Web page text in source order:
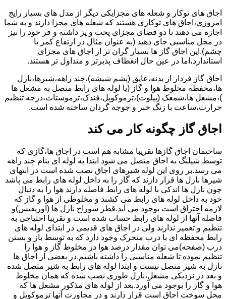
اجاق های توکار و شعله های مجزایکی دیگر از مدل های بسیار رایج
امروزی،اجاق های توکاری هستند که شعله های مجزا دارند و به شما
اجازه می دهند تا دو فضای مجزای پخت و پز داشته و فر خود را نیز
در محل مناسبی جای دهید (به عنوان مثال در ارتفاع کمر یا
چشم).این اجاق گاز ها بسیار گران تر از اجاق های مجزای
استاندارد،اما در عین حال انعطاف پذیرتر و متداول تر هستند.
اجاق گاز فردار از بدنه،عایق (پشم شیشه)،چند راهه،شیرها،نازل
ها،محفظه مخلوط هوا و گاز (یا لوله های رابط متصل به مشعل ها
)،مشعل ها،شمعک (پیلوت)،ترموکوپل،فندک،ترموستات،درجه تنظیم
حرارت،ساعت با زنگ خبر و جوجه گردان ساخته شده است.
اجاق گاز چگونه کار می کند
ساختمان اجاق گازها تقریبا مشابه هم است در اجاق ها،گازی که
توسط شیلنگ به اجاق متصل می شود ابتدا به لوله ای بنام چند راهه
می رسد.بر روی این لوله شیرهای اجاق نصب شده است در انتهای
شیرها نازل ها قرار دارند که گاز را به داخل لوله های رابط می پاشد
چون نازل ها اندکی با لوله های رابط فاصله دارند هوا را به دنبال
خود به داخل لوله های رابط می کشند و مخلوطی از هوا و گاز که
لازمه احتراق است بوجود می آید.قطر سوراخ نازل ها (اوریفیس)و
فاصله آنها از لوله های رابط حساب شده است و تقریبا احتیاجی به
تنظیم و تعمیر ندارند ولی در اجاق های قدیمی در ابتدای لوله های
رابط محفظه ای با درب متحرک وجود دارد که به توسط باز و بستن
درب (صفحه)می توان مقدار درصد هوا در مخلوط گاز و هوا را
تنظیم نموده تا شعله مناسبی را داشته باشیم.در بعضی از اجاق ها
نازل به شیر متصل نیست و ابتدا لوله های رابط به شیر متصل شده
و بعد در نزدیکی مشعل،نازل طوری نصب شده که همان مخلوط
هوا و گاز را بوجود می آورد.بعد از لوله های مذکور مشعل ها که
محل سوخت اجاق است قرار دارند و در مجاورت آنها ترموکوپل و